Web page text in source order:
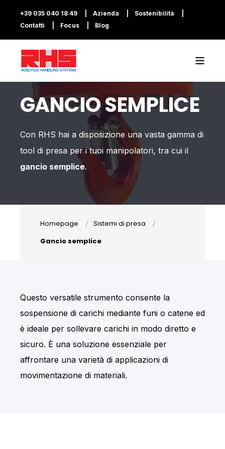
+39 035 040 18 49 Azienda
Sostenibilità
Contatti
Focus Blog
GANCIO SEMPLICE
Con RHS hai a disposizione una vasta gamma di
tool di presa per i tuoi manipolatori, tra cui il
gancio semplice.
Homepage
Sistemi di presa
Gancio semplice
Questo versatile strumento consente la
sospensione di carichi mediante funi o catene ed
è ideale per sollevare carichi in modo diretto e
sicuro. È una soluzione essenziale per
affrontare una varietà di applicazioni di
movimentazione di materiali.